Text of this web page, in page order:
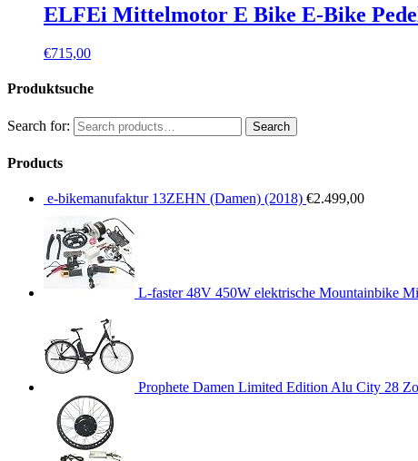
ELFEi Mittelmotor E Bike E-Bike
€715,00
Produktsuche
Search for: Search
Products
e-bikemanufaktur 13ZEHN (Damen) (2018) €2.499,00
L-faster 48V 450W elektrische Mountainbike
Prophete Damen Limited Edition Alu City 28